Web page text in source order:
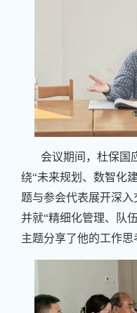
会议期间，杜保国
绕“未来规划、数智化
题与参会代表展开深入
并就“精细化管理、队
主题分享了他的工作思